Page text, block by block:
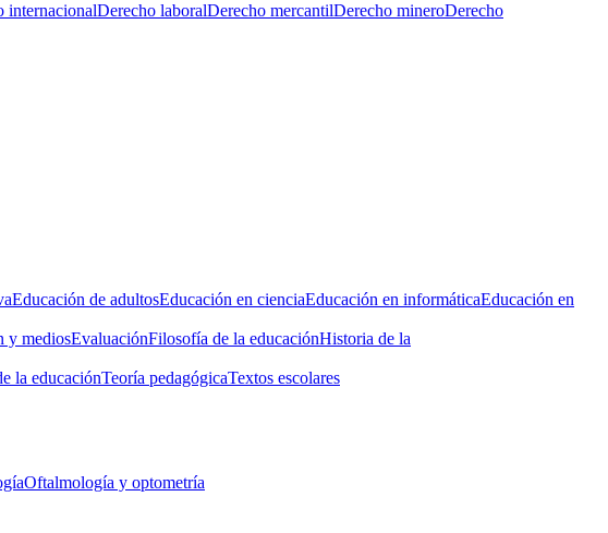
internacionalDerecho laboralDerecho mercantilDerecho mineroDerecho
Educación de adultosEducación en cienciaEducación en informáticaEducación en
y mediosEvaluaciónFilosofía de la educaciónHistoria de la
la educaciónTeoría pedagógicaTextos escolares
Oftalmología y optometría